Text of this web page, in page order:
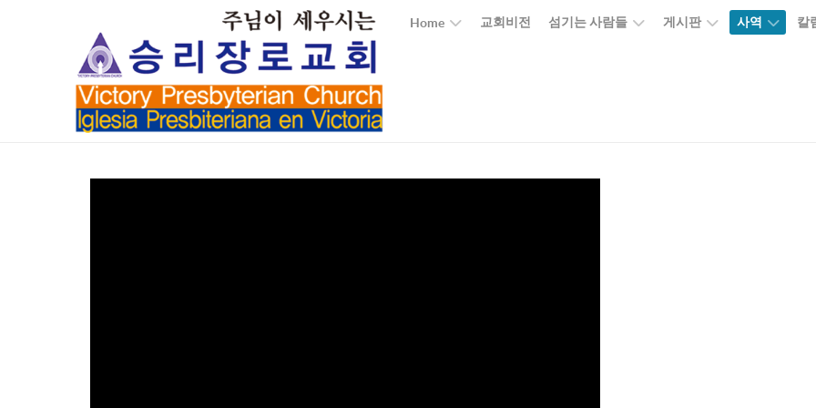
Home 교회비전 섬기는 사람들 게시판 사역 칼